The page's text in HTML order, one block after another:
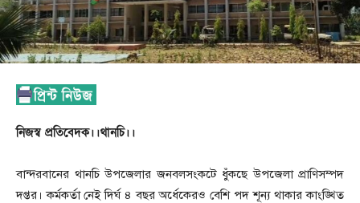
নিজস্ব প্রতিবেদক।।থানচি।।
বান্দরবানের থানচি উপজেলার জনবলসংকটে ধুঁকছে উপজেলা প্রাণিসম্পদ
দপ্তর। কর্মকর্তা নেই দির্ঘ ৪ বছর অর্ধেকেরও বেশি পদ শূন্য থাকার কাংঙ্খিত